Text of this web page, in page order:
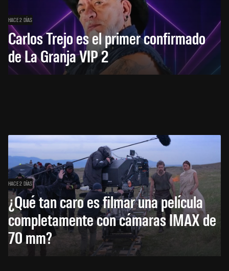
HACE 2 DÍAS
Carlos Trejo es el primer confirmado
de La Granja VIP 2
HACE 2 DÍAS
¿Qué tan caro es filmar una película
completamente con cámaras IMAX de
70 mm?